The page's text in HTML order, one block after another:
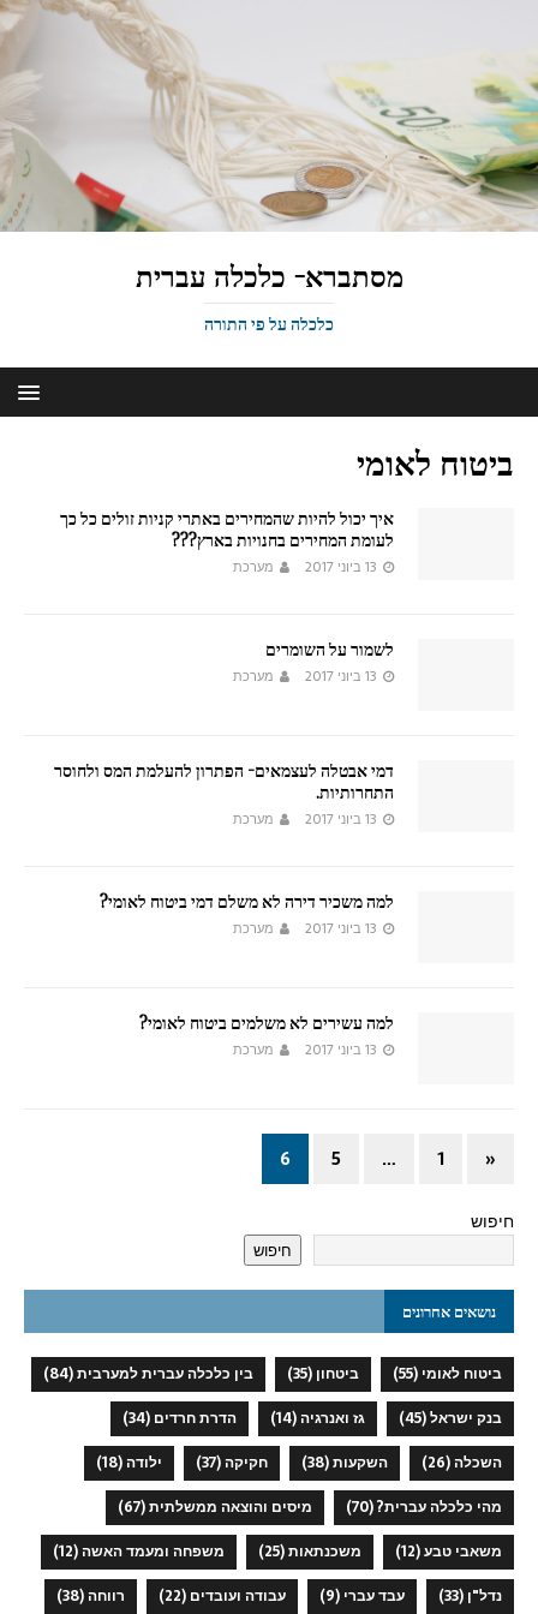
מסתברא- כלכלה עברית
כלכלה על פי התורה
ביטוח לאומי
איך יכול להיות שהמחירים באתרי קניות זולים כל כך
לעומת המחירים בחנויות בארץ???
13 ביוני 2017 מערכת
לשמור על השומרים
13 ביוני 2017 מערכת
דמי אבטלה לעצמאים- הפתרון להעלמת המס ולחוסר
התחרותיות.
13 ביוני 2017 מערכת
למה משכיר דירה לא משלם דמי ביטוח לאומי?
13 ביוני 2017 מערכת
למה עשירים לא משלמים ביטוח לאומי?
13 ביוני 2017 מערכת
«
1
…
5
6
חיפוש
חיפוש
נושאים אחרונים
ביטוח לאומי (55) ביטחון (35) בין כלכלה עברית למערבית(84)
בנק ישראל(45) גז ואנרגיה(14) הדרת חרדים (34)
השכלה(26) השקעות(38) חקיקה(37) ילודה(18)
מהי כלכלה עברית?(70) מיסים והוצאה ממשלתית(67)
משאבי טבע(12) משכנתאות(25) משפחה ומעמד האשה(12)
נדל"ן (33) עבד עברי (9) עבודה ועובדים (22) רווחה(38)